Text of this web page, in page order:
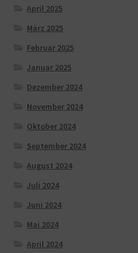
April 2025
März 2025
Februar 2025
Januar 2025
Dezember 2024
November 2024
Oktober 2024
September 2024
August 2024
Juli 2024
Juni 2024
Mai 2024
April 2024